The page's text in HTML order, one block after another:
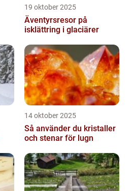
19 oktober 2025
Äventyrsresor på
isklättring i glaciärer
14 oktober 2025
Så använder du kristaller
och stenar för lugn